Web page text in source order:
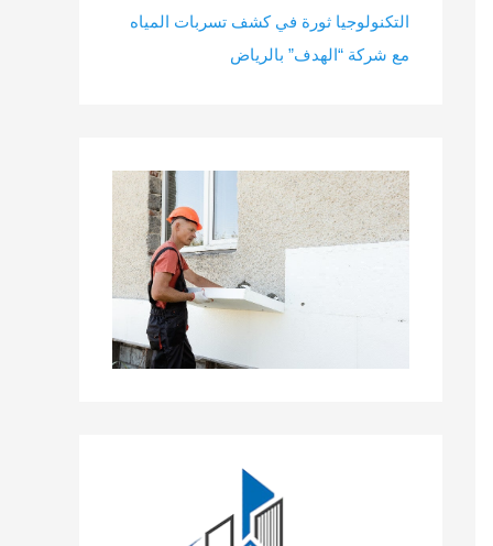
التكنولوجيا ثورة في كشف تسربات المياه
مع شركة “الهدف” بالرياض